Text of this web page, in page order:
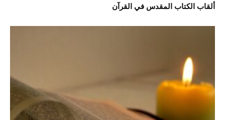
ألقاب الكتاب المقدس في القرآن